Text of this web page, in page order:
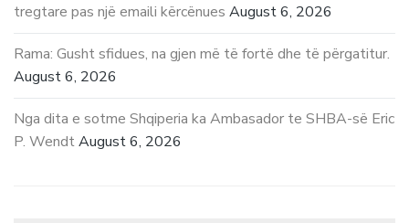
tregtare pas një emaili kërcënues August 6, 2026
Rama: Gusht sfidues, na gjen më të fortë dhe të përgatitur.
August 6, 2026
Nga dita e sotme Shqiperia ka Ambasador te SHBA-së Eric
P. WendtAugust 6, 2026